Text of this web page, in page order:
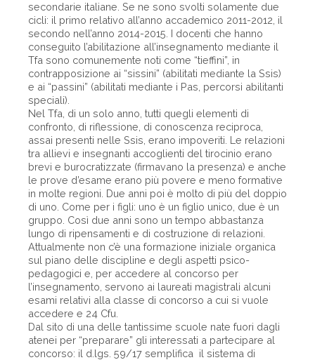
secondarie italiane. Se ne sono svolti solamente due
cicli: il primo relativo all’anno accademico 2011-2012, il
secondo nell’anno 2014-2015. I docenti che hanno
conseguito l’abilitazione all’insegnamento mediante il
Tfa sono comunemente noti come “tief­fini”, in
contrapposizione ai “sissini” (abilitati mediante la Ssis)
e ai “passini” (abilitati mediante i Pas, percorsi abilitanti
speciali).
Nel Tfa, di un solo anno, tutti quegli elementi di
confronto, di riflessione, di conoscenza reciproca,
assai presenti nelle Ssis, erano impoveriti. Le relazioni
tra allievi e insegnanti accoglienti del tirocinio erano
brevi e burocratizzate (firmavano la presenza) e anche
le prove d’esame erano più povere e meno formative
in molte regioni. Due anni poi è molto di più del doppio
di uno. Come per i figli: uno è un figlio unico, due è un
gruppo. Così due anni sono un tempo abbastanza
lungo di ripensamenti e di costruzione di relazioni.
Attualmente non c’è una formazione iniziale organica
sul piano delle discipline e degli aspetti psico-
pedagogici e, per accedere al concorso per
l’insegnamento, servono ai laureati magistrali alcuni
esami relativi alla classe di concorso a cui si vuole
accedere e 24 Cfu.
Dal sito di una delle tantissime scuole nate fuori dagli
atenei per “preparare” gli interessati a partecipare al
concorso: il d.lgs. 59/17 semplifica il sistema di